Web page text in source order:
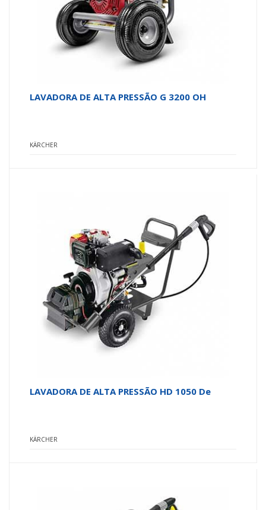
LAVADORA DE ALTA PRESSÃO G 3200 OH
KÄRCHER
LAVADORA DE ALTA PRESSÃO HD 1050 De
KÄRCHER